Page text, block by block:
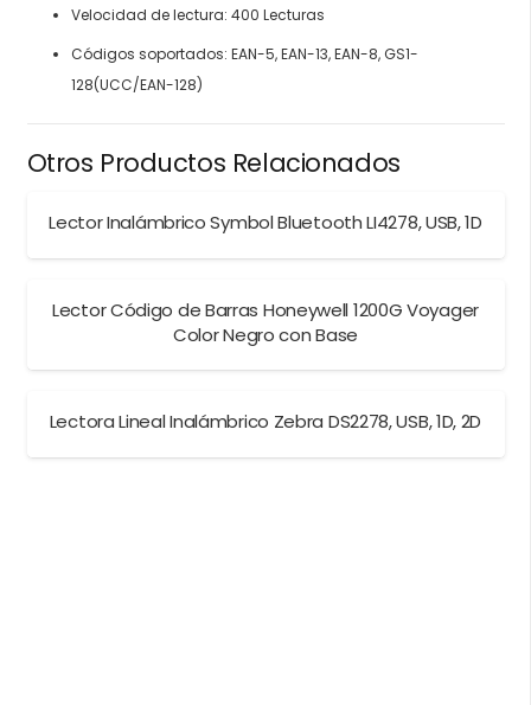
Velocidad de lectura: 400 Lecturas
Códigos soportados: EAN-5, EAN-13, EAN-8, GS1-
128(UCC/EAN-128)
Otros Productos Relacionados
Lector Inalámbrico Symbol Bluetooth LI4278, USB, 1D
Lector Código de Barras Honeywell 1200G Voyager
Color Negro con Base
Lectora Lineal Inalámbrico Zebra DS2278, USB, 1D, 2D